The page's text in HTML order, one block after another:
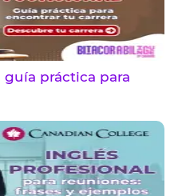
práctica para